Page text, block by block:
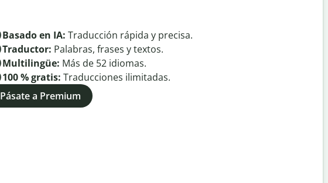
Basado en IA: Traducción rápida y precisa.
Traductor: Palabras, frases y textos.
Multilingüe: Más de 52 idiomas.
100 % gratis: Traducciones ilimitadas.
Pásate a Premium